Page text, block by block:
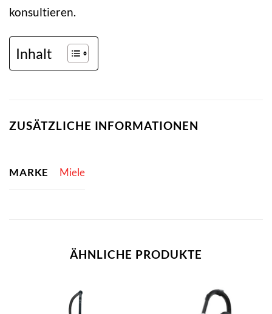
konsultieren.
Inhalt
ZUSÄTZLICHE INFORMATIONEN
MARKE Miele
ÄHNLICHE PRODUKTE